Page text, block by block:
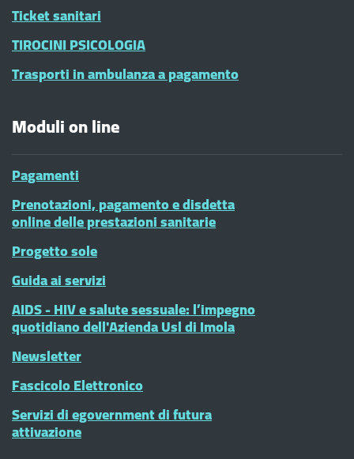
Ticket sanitari
TIROCINI PSICOLOGIA
Trasporti in ambulanza a pagamento
Moduli on line
Pagamenti
Prenotazioni, pagamento e disdetta
online delle prestazioni sanitarie
Progetto sole
Guida ai servizi
AIDS - HIV e salute sessuale: l’impegno
quotidiano dell'Azienda Usl di Imola
Newsletter
Fascicolo Elettronico
Servizi di egovernment di futura
attivazione